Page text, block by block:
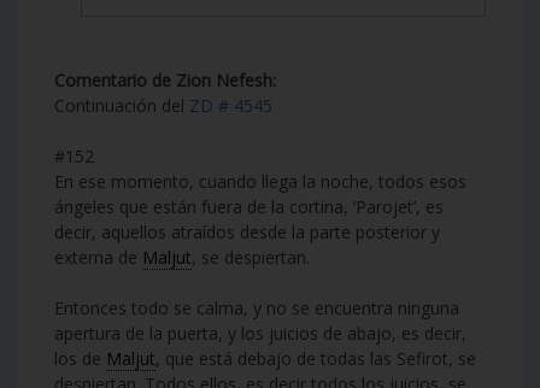
Comentario de Zion Nefesh:
Continuación del ZD # 4545
#152
En ese momento, cuando llega la noche, todos esos
ángeles que están fuera de la cortina, ‘Parojet’, es
decir, aquellos atraídos desde la parte posterior y
externa de Maljut, se despiertan.
Entonces todo se calma, y no se encuentra ninguna
apertura de la puerta, y los juicios de abajo, es decir,
los de Maljut, que está debajo de todas las Sefirot, se